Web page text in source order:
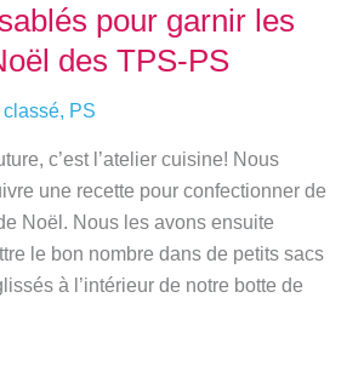
pour garnir les
des TPS-PS
classé, PS
c’est l’atelier cuisine! Nous
une recette pour confectionner de
Noël. Nous les avons ensuite
le bon nombre dans de petits sacs
à l’intérieur de notre botte de